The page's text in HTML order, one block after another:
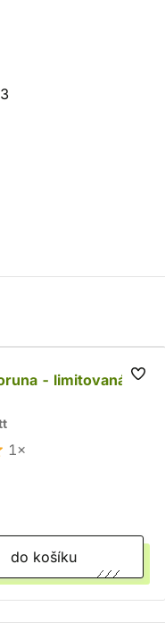
- limitovaná
1×
do košíku